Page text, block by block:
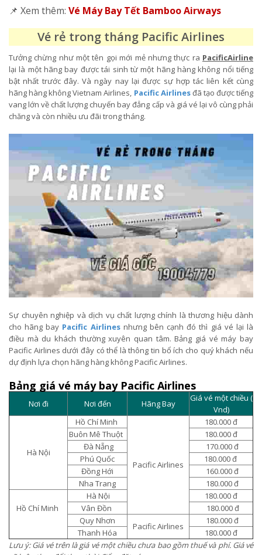
📌 Xem thêm: Vé Máy Bay Tết Bamboo Airways
Vé rẻ trong tháng Pacific Airlines
Tưởng chừng như một tên gọi mới mẻ nhưng thực ra PacificAirline
lại là một hãng bay được tái sinh từ một hãng hàng không nổi tiếng
bật nhất trước đây. Và ngày nay lại được sự hợp tác liên kết cùng
hãng hàng không Vietnam Airlines, Pacific Airlinesđã tạo được tiếng
vang lớn về chất lượng chuyến bay đẳng cấp và giá vé lại vô cùng phải
chăng và còn nhiều ưu đãi trong tháng.
Sự chuyên nghiệp và dịch vụ chất lượng chính là thương hiệu dành
cho hãng bay Pacific Airlinesnhưng bên cạnh đó thì giá vé lại là
điều mà du khách thường xuyên quan tâm. Bảng giá vé máy bay
Pacific Airlines dưới đây có thể là thông tin bổ ích cho quý khách nếu
dự định lựa chọn hãng hàng không Pacific Airlines.
Bảng giá vé máy bay Pacific Airlines
Nơi đi Nơi đến Hãng Bay
Giá vé một chiều (
Vnd)
Hà Nội
Hồ Chí Minh
Pacific Airlines
180.000 đ
Buôn Mê Thuột
180.000 đ
Đà Nẵng
170.000 đ
Phú Quốc
180.000 đ
Đồng Hới
160.000 đ
Nha Trang
180.000 đ
Hồ Chí Minh
Hà Nội
180.000 đ
Vân Đồn
180.000 đ
Quy Nhơn
Pacific Airlines
180.000 đ
Thanh Hóa
180.000 đ
Lưu ý: Giá vé trên là giá vé một chiều chưa bao gồm thuế và phí. Giá vé